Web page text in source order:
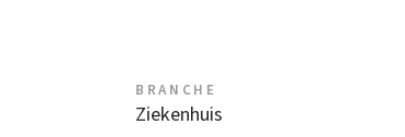
BRANCHE
Ziekenhuis